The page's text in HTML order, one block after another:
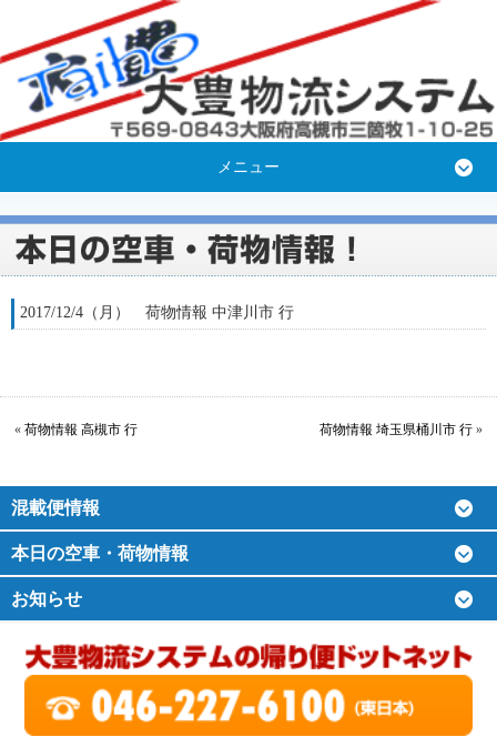
メニュー
2017/12/4（月） 荷物情報 中津川市 行
« 荷物情報 高槻市 行 荷物情報 埼玉県桶川市 行 »
混載便情報
本日の空車・荷物情報
お知らせ